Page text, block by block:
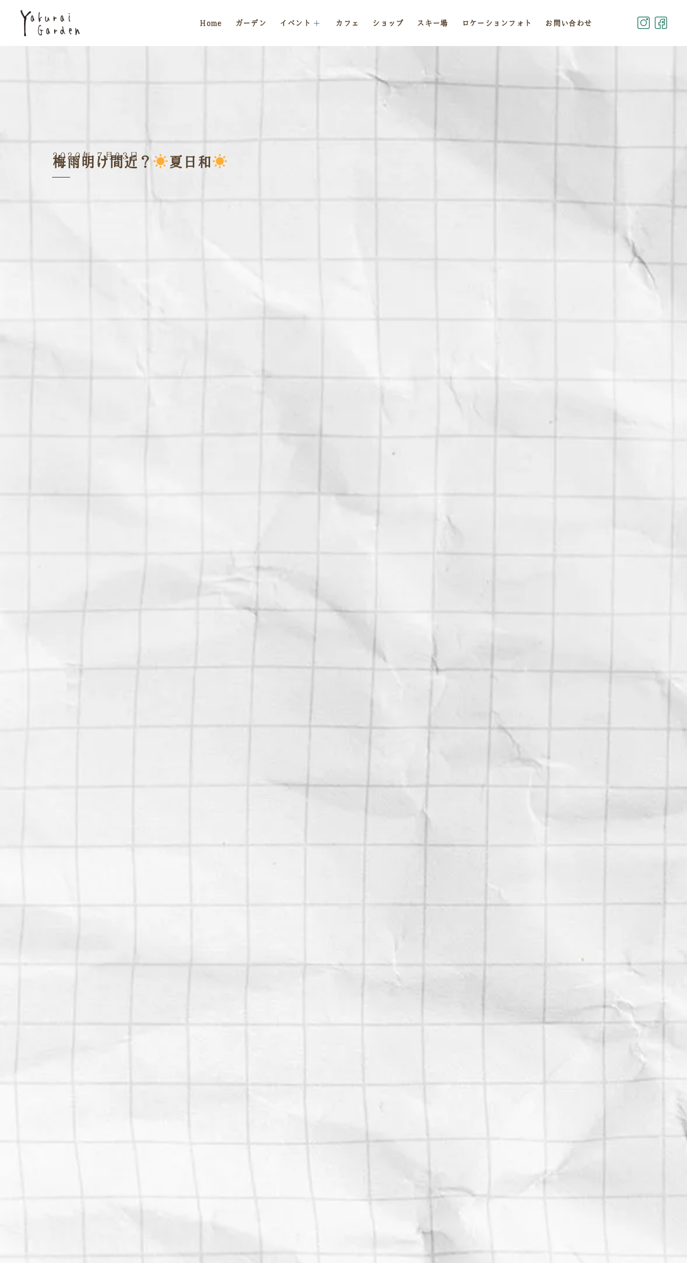
Home ガーデン イベント カフェ ショップ スキー場 ロケーションフォト お問い合わせ
2020年 7月23日
梅雨明け間近？ 夏日和